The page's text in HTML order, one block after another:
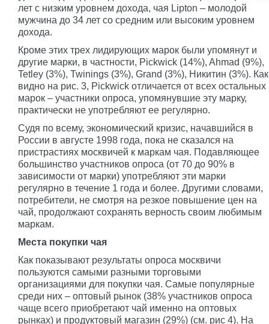
лет с низким уровнем дохода, чая Lipton – молодой
мужчина до 34 лет со средним или высоким уровнем
дохода.
Кроме этих трех лидирующих марок были упомянут и
другие марки, в частности, Pickwick (14%), Ahmad (9%),
Tetley (3%), Twinings (3%), Grand (3%), Никитин (3%). Как
видно на рис. 3, Pickwick отличается от всех остальных
марок – участники опроса, упомянувшие эту марку,
практически не употребляют ее регулярно.
Судя по всему, экономический кризис, начавшийся в
России в августе 1998 года, пока не сказался на
пристрастиях москвичей к маркам чая. Подавляющее
большинство участников опроса (от 70 до 90% в
зависимости от марки) употребляют эти марки
регулярно в течение 1 года и более. Другими словами,
потребители, не смотря на резкое повышение цен на
чай, продолжают сохранять верность своим любимым
маркам.
Места покупки чая
Как показывают результаты опроса москвичи
пользуются самыми разными торговыми
организациями для покупки чая. Самые популярные
среди них – оптовый рынок (38% участников опроса
чаще всего приобретают чай именно на оптовых
рынках) и продуктовый магазин (29%) (см. рис 4). На